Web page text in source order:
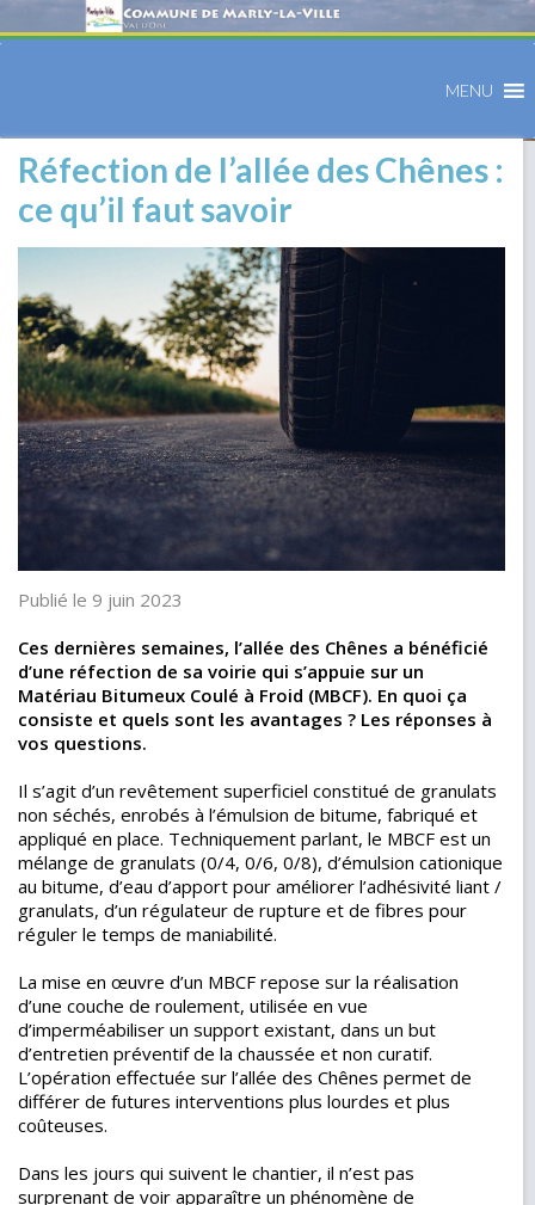
MENU
Réfection de l’allée des Chênes :
ce qu’il faut savoir
Publié le 9 juin 2023
Ces dernières semaines, l’allée des Chênes a bénéficié
d’une réfection de sa voirie qui s’appuie sur un
Matériau Bitumeux Coulé à Froid (MBCF). En quoi ça
consiste et quels sont les avantages ? Les réponses à
vos questions.
Il s’agit d’un revêtement superficiel constitué de granulats
non séchés, enrobés à l’émulsion de bitume, fabriqué et
appliqué en place. Techniquement parlant, le MBCF est un
mélange de granulats (0/4, 0/6, 0/8), d’émulsion cationique
au bitume, d’eau d’apport pour améliorer l’adhésivité liant /
granulats, d’un régulateur de rupture et de fibres pour
réguler le temps de maniabilité.
La mise en œuvre d’un MBCF repose sur la réalisation
d’une couche de roulement, utilisée en vue
d’imperméabiliser un support existant, dans un but
d’entretien préventif de la chaussée et non curatif.
L’opération effectuée sur l’allée des Chênes permet de
différer de futures interventions plus lourdes et plus
coûteuses.
Dans les jours qui suivent le chantier, il n’est pas
surprenant de voir apparaître un phénomène de